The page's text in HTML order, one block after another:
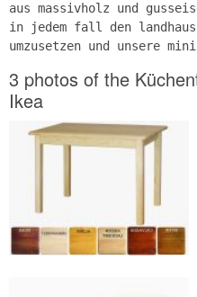
aus massivholz und
in jedem fall den
umzusetzen und unsere
3 photos of the
Ikea